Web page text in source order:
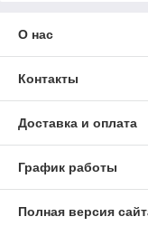
О нас
Контакты
Доставка и оплата
График работы
Полная версия